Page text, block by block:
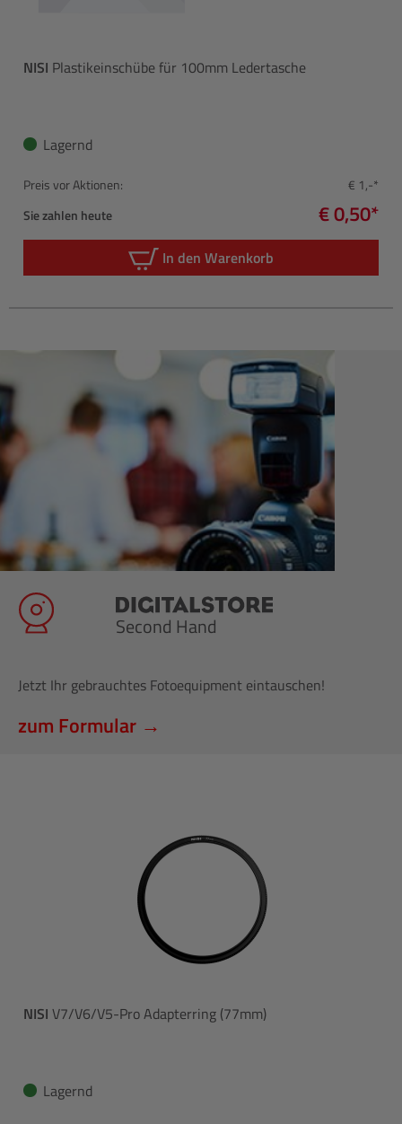
NISI Plastikeinschübe für 100mm Ledertasche
Lagernd
Preis vor Aktionen:
€ 1,-*
Sie zahlen heute
€ 0,50*
In den Warenkorb
Second Hand
Jetzt Ihr gebrauchtes Fotoequipment eintauschen!
zum Formular →
NISI V7/V6/V5-Pro Adapterring (77mm)
Lagernd